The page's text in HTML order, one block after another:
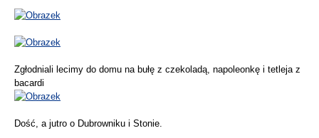
Zgłodniali lecimy do domu na bułę z czekoladą, napoleonkę i tetleja z
bacardi
Dość, a jutro o Dubrowniku i Stonie.